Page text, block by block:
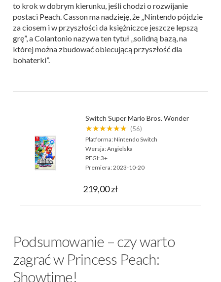
to krok w dobrym kierunku, jeśli chodzi o rozwijanie
postaci Peach. Casson ma nadzieję, że „Nintendo pójdzie
za ciosem i w przyszłości da księżniczce jeszcze lepszą
grę”, a Colantonio nazywa ten tytuł „solidną bazą, na
której można zbudować obiecującą przyszłość dla
bohaterki”.
Switch Super Mario Bros. Wonder
★★★★★★ (56)
Platforma:Nintendo Switch
Wersja:Angielska
PEGI:3+
Premiera:2023-10-20
219,00 zł
Podsumowanie – czy warto
zagrać w Princess Peach:
Showtime!